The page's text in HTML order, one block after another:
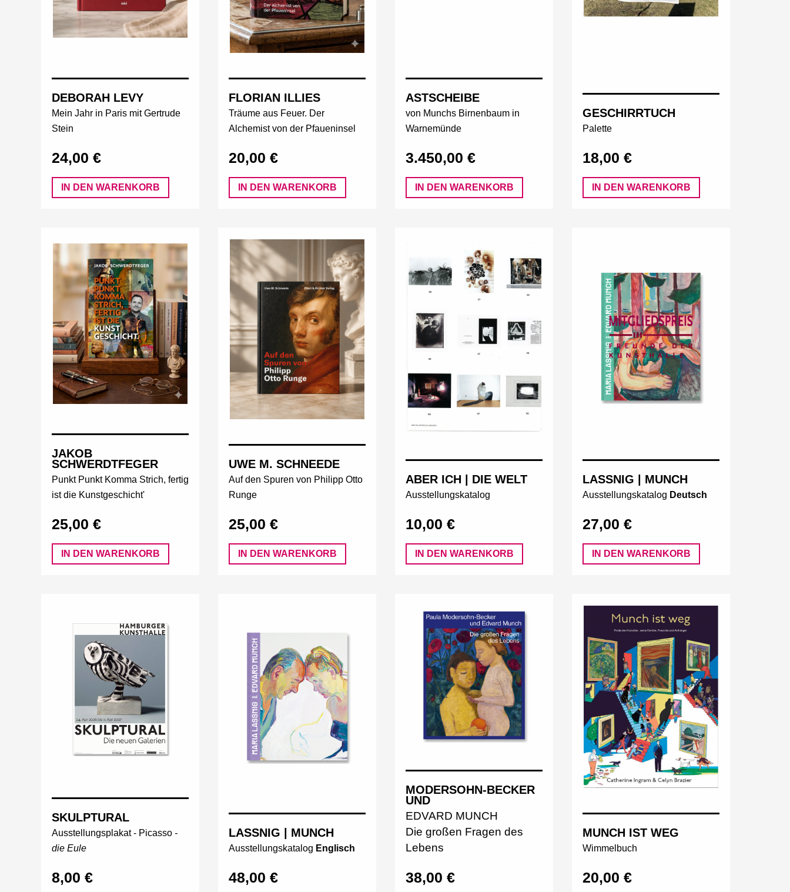
DEBORAH LEVY
Mein Jahr in Paris mit Gertrude
Stein
24,00 €
IN DEN WARENKORB
FLORIAN ILLIES
Träume aus Feuer. Der
Alchemist von der Pfaueninsel
20,00 €
IN DEN WARENKORB
ASTSCHEIBE
von Munchs Birnenbaum in
Warnemünde
3.450,00 €
IN DEN WARENKORB
GESCHIRRTUCH
Palette
18,00 €
IN DEN WARENKORB
JAKOB
SCHWERDTFEGER
Punkt Punkt Komma Strich, fertig
ist die Kunstgeschicht'
25,00 €
IN DEN WARENKORB
UWE M. SCHNEEDE
Auf den Spuren von Philipp Otto
Runge
25,00 €
IN DEN WARENKORB
ABER ICH | DIE WELT
Ausstellungskatalog
10,00 €
IN DEN WARENKORB
LASSNIG | MUNCH
Ausstellungskatalog Deutsch
27,00 €
IN DEN WARENKORB
SKULPTURAL
Ausstellungsplakat - Picasso -
die Eule
8,00 €
LASSNIG | MUNCH
Ausstellungskatalog Englisch
48,00 €
MODERSOHN-BECKER
UND
EDVARD MUNCH
Die großen Fragen des
Lebens
38,00 €
MUNCH IST WEG
Wimmelbuch
20,00 €